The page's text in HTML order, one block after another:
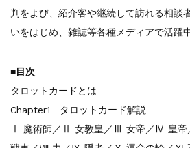
判をよび、紹介客や継続して訪れる相談
いをはじめ、雑誌等各種メディアで活躍中
■目次
タロットカードとは
Chapter1 タロットカード解説
Ⅰ 魔術師／Ⅱ 女教皇／Ⅲ 女帝／Ⅳ 皇